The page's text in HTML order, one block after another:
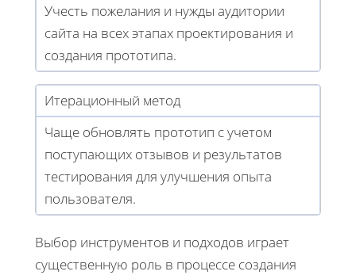
Учесть пожелания и нужды аудитории
сайта на всех этапах проектирования и
создания прототипа.
Итерационный метод
Чаще обновлять прототип с учетом
поступающих отзывов и результатов
тестирования для улучшения опыта
пользователя.
Выбор инструментов и подходов играет
существенную роль в процессе создания